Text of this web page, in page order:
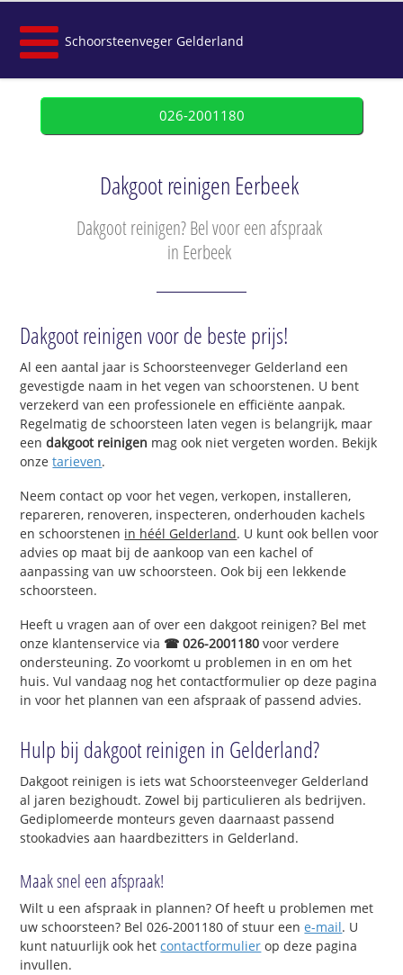
Schoorsteenveger Gelderland
026-2001180
Dakgoot reinigen Eerbeek
Dakgoot reinigen? Bel voor een afspraak
in Eerbeek
Dakgoot reinigen voor de beste prijs!
Al een aantal jaar is Schoorsteenveger Gelderland een
gevestigde naam in het vegen van schoorstenen. U bent
verzekerd van een professionele en efficiënte aanpak.
Regelmatig de schoorsteen laten vegen is belangrijk, maar
eendakgoot reinigen mag ook niet vergeten worden. Bekijk
onzetarieven.
Neem contact op voor het vegen, verkopen, installeren,
repareren, renoveren, inspecteren, onderhouden kachels
en schoorstenen in héél Gelderland. U kunt ook bellen voor
advies op maat bij de aankoop van een kachel of
aanpassing van uw schoorsteen. Ook bij een lekkende
schoorsteen.
Heeft u vragen aan of over een dakgoot reinigen? Bel met
onze klantenservice via ☎ 026-2001180 voor verdere
ondersteuning. Zo voorkomt u problemen in en om het
huis. Vul vandaag nog het contactformulier op deze pagina
in voor het plannen van een afspraak of passend advies.
Hulp bij dakgoot reinigen in Gelderland?
Dakgoot reinigen is iets wat Schoorsteenveger Gelderland
al jaren bezighoudt. Zowel bij particulieren als bedrijven.
Gediplomeerde monteurs geven daarnaast passend
stookadvies aan haardbezitters in Gelderland.
Maak snel een afspraak!
Wilt u een afspraak in plannen? Of heeft u problemen met
uw schoorsteen? Bel 026-2001180 of stuur eene-mail. U
kunt natuurlijk ook hetcontactformulier op deze pagina
invullen.